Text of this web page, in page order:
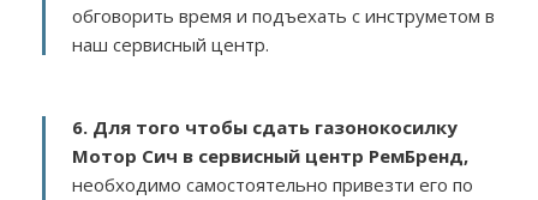
обговорить время и подъехать с инструметом в
наш сервисный центр.
6. Для того чтобы сдать газонокосилку
Мотор Сич в сервисный центр РемБренд,
необходимо самостоятельно привезти его по